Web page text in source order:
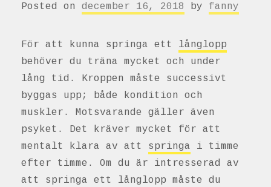
Posted on december 16, 2018 by fanny
För att kunna springa ett långlopp
behöver du träna mycket och under
lång tid. Kroppen måste successivt
byggas upp; både kondition och
muskler. Motsvarande gäller även
psyket. Det kräver mycket för att
mentalt klara av att springa i timme
efter timme. Om du är intresserad av
att springa ett långlopp måste du